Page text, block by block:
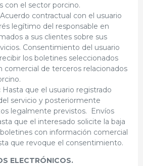
con el sector porcino.
Acuerdo contractual con el usuario
legítimo del responsable en
a sus clientes sobre sus
Consentimiento del usuario
los boletines seleccionados
comercial de terceros relacionados
Hasta que el usuario registrado
servicio y posteriormente
legalmente previstos. Envíos
que el interesado solicite la baja
con información comercial
que revoque el consentimiento.
ELECTRÓNICOS.